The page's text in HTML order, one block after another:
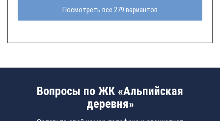
Посмотреть все 279 вариантов
Вопросы по ЖК «Альпийская
деревня»